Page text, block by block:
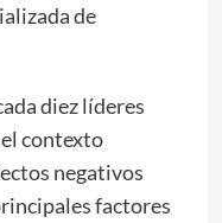
de
diez líderes
contexto
negativos
factores